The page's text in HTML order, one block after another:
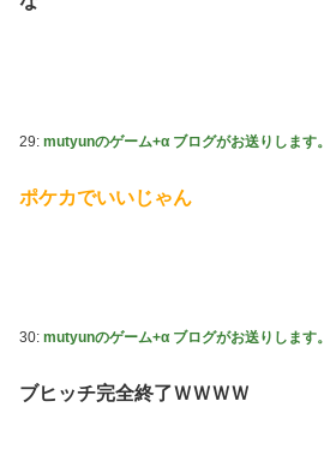
29: mutyunのゲーム+α ブログがお送りします。
ポケカでいいじゃん
30: mutyunのゲーム+α ブログがお送りします。
ブヒッチ完全終了ＷＷＷＷ